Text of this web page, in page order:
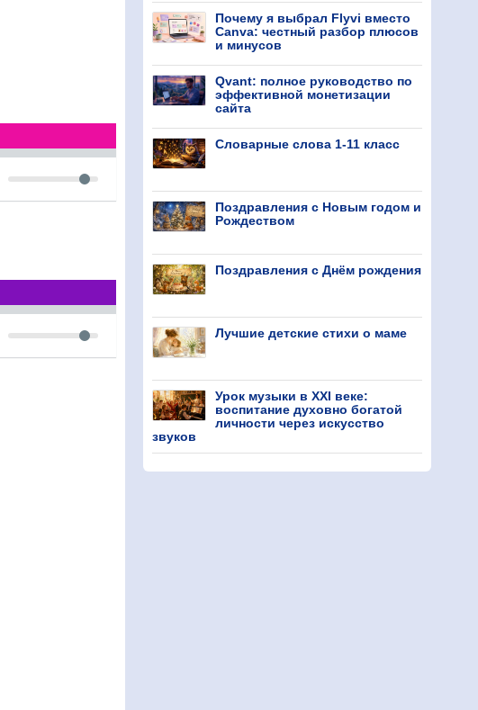
Почему я выбрал Flyvi вместо
Canva: честный разбор плюсов
и минусов
Qvant: полное руководство по
эффективной монетизации
сайта
Словарные слова 1-11 класс
Поздравления с Новым годом и
Рождеством
Поздравления с Днём рождения
Лучшие детские стихи о маме
Урок музыки в XXI веке:
воспитание духовно богатой
личности через искусство
звуков